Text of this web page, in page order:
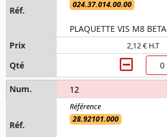
024.37.014.00.00
PLAQUETTE VIS M8 BETA
2,12 € H.T
12
28.92101.000